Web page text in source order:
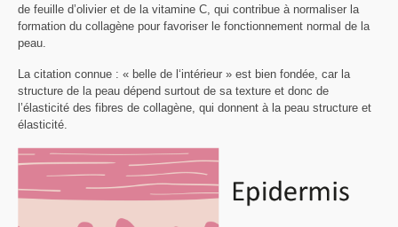
de feuille d’olivier et de la vitamine C, qui contribue à normaliser la
formation du collagène pour favoriser le fonctionnement normal de la
peau.
La citation connue : « belle de l‘intérieur » est bien fondée, car la
structure de la peau dépend surtout de sa texture et donc de
l’élasticité des fibres de collagène, qui donnent à la peau structure et
élasticité.